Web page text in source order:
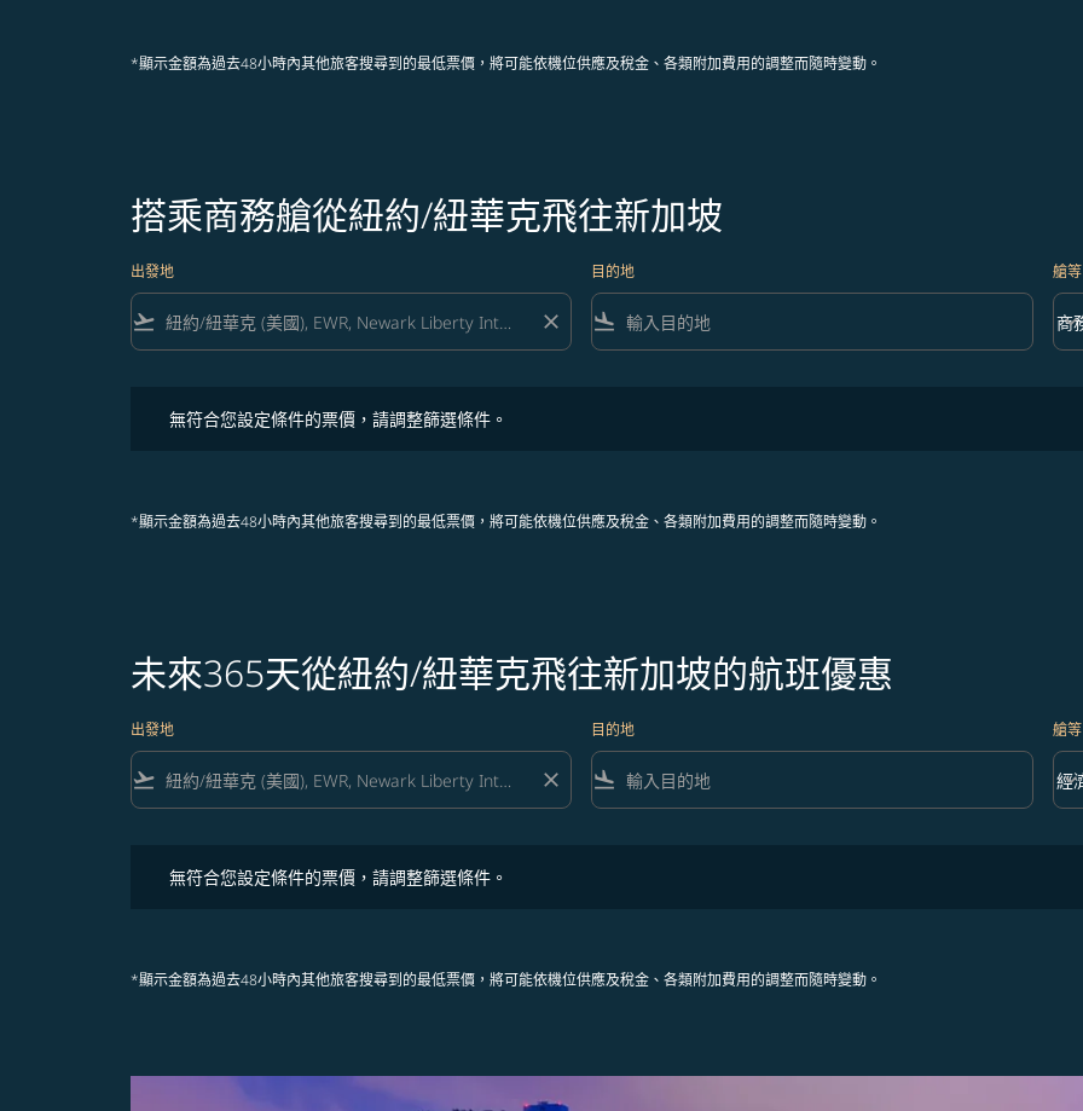
*顯示金額為過去48小時內其他旅客搜尋到的最低票價，將可能依機位供應及稅金、各類附加費用的調整而隨時變動。
搭乘商務艙從紐約/紐華克飛往新加坡
出發地
flight_takeoff close
目的地
flight_land
艙等
艙
商
keyboard_arrow_down
無符合您設定條件的票價，請調整篩選條件。
*顯示金額為過去48小時內其他旅客搜尋到的最低票價，將可能依機位供應及稅金、各類附加費用的調整而隨時變動。
未來365天從紐約/紐華克飛往新加坡的航班優惠
出發地
flight_takeoff close
目的地
flight_land
艙等
艙
經
keyboard_arrow_down
無符合您設定條件的票價，請調整篩選條件。
*顯示金額為過去48小時內其他旅客搜尋到的最低票價，將可能依機位供應及稅金、各類附加費用的調整而隨時變動。